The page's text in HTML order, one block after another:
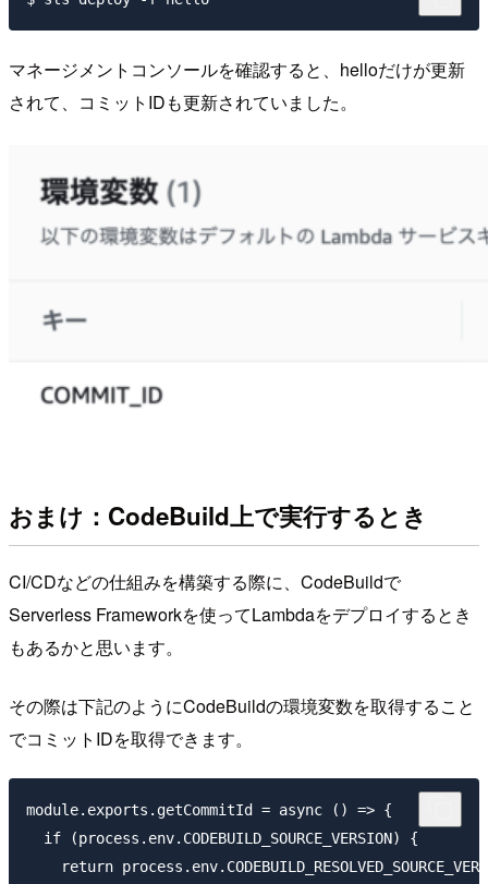
マネージメントコンソールを確認すると、helloだけが更新
されて、コミットIDも更新されていました。
おまけ：CodeBuild上で実行するとき
CI/CDなどの仕組みを構築する際に、CodeBuildで
Serverless Frameworkを使ってLambdaをデプロイするとき
もあるかと思います。
その際は下記のようにCodeBuildの環境変数を取得すること
でコミットIDを取得できます。
module.exports.getCommitId = async () => {
  if (process.env.CODEBUILD_SOURCE_VERSION) {
return